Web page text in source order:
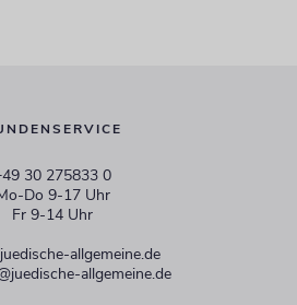
30 275833 0
Do 9-17 Uhr
Fr 9-14 Uhr
allgemeine.de
allgemeine.de